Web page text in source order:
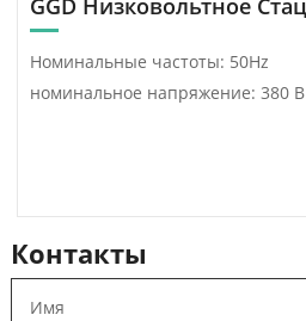
трансформатора,
является SCB12 10/0. 4
Dyn11.
Номинальные частоты: 50Hz
номинальное напряжение: 380 В
Контакты